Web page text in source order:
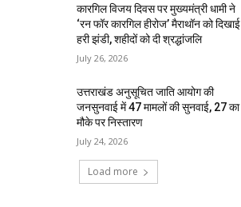
कारगिल विजय दिवस पर मुख्यमंत्री धामी ने
‘रन फॉर कारगिल हीरोज’ मैराथॉन को दिखाई
हरी झंडी, शहीदों को दी श्रद्धांजलि
July 26, 2026
उत्तराखंड अनुसूचित जाति आयोग की
जनसुनवाई में 47 मामलों की सुनवाई, 27 का
मौके पर निस्तारण
July 24, 2026
Load more